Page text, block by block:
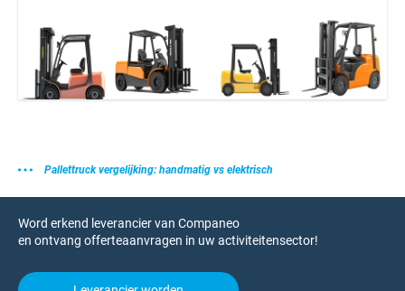
Pallettruck vergelijking: handmatig vs elektrisch
Word erkend leverancier van Companeo
en ontvang offerteaanvragen in uw activiteitensector!